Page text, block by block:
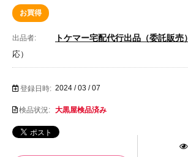
お買得
出品者: トケマー宅配代行出品（委託販売）
応）
登録日時: 2024 / 03 / 07
検品状況: 大黒屋検品済み